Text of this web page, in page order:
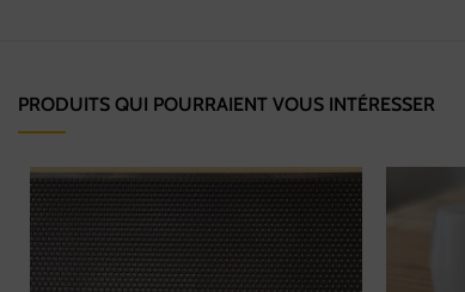
PRODUITS QUI POURRAIENT VOUS INTÉRESSER